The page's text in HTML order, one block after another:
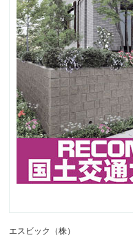
エスビック（株）